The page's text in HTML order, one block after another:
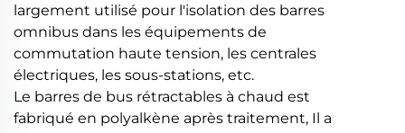
largement utilisé pour l'isolation des barres
omnibus dans les équipements de
commutation haute tension, les centrales
électriques, les sous-stations, etc.
Le barres de bus rétractables à chaud est
fabriqué en polyalkène après traitement, Il a